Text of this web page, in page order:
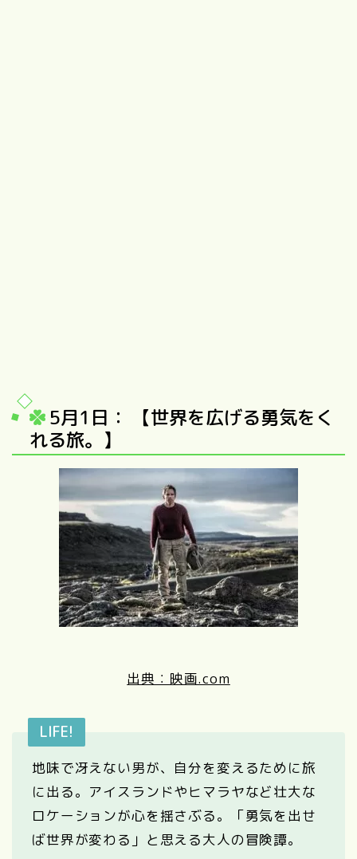
5月1日： 【世界を広げる勇気をく
れる旅。】
出典：映画.com
LIFE!
地味で冴えない男が、自分を変えるために旅
に出る。アイスランドやヒマラヤなど壮大な
ロケーションが心を揺さぶる。「勇気を出せ
ば世界が変わる」と思える大人の冒険譚。